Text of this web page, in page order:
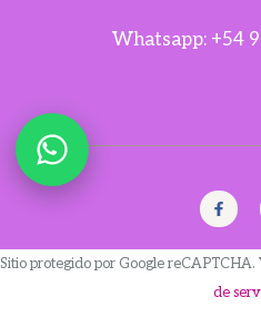
Whatsapp: +54
Sitio protegido por Google reCAPTCHA.
de